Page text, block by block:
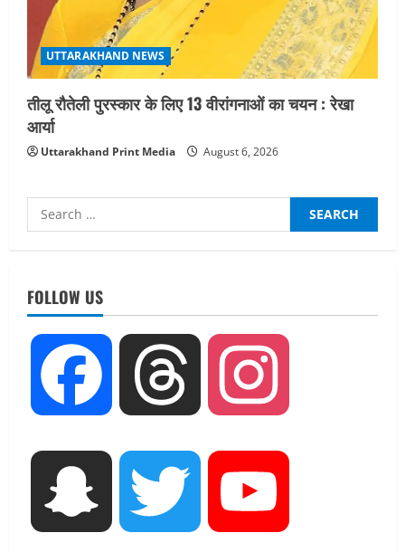
UTTARAKHAND NEWS
तीलू रौतेली पुरस्कार के लिए 13 वीरांगनाओं का चयन : रेखा
आर्या
Uttarakhand Print Media August 6, 2026
Search
for:
FOLLOW US
Facebook Threads
Snapchat Twitter
August 6, 2026
UTTARAKHAND NEWS
तीलू रौतेली पुरस्कार के लिए 13 वीरांगनाओं का
चयन : रेखा आर्या
UTTARAKHAND NEWS
मिस उत्तराखंड 2026 के सब-कॉन्टेस्ट ‘मिस
ब्यूटीफुल आइज़’ एवं ‘मिस ब्यूटीफुल हेयर’ का